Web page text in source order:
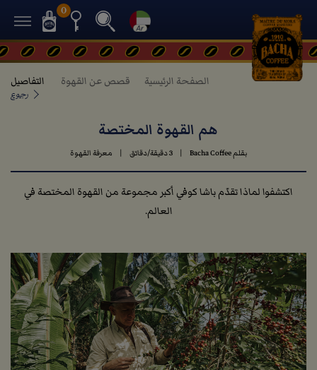
0
الصفحة الرئيسية قصص عن القهوة التفاصيل
رجوع
هم القهوة المختصة
بقلم Bacha Coffee | 3 دقيقة/دقائق | معرفة القهوة
اكتشفوا لماذا تقدّم باشا كوفي أكبر مجموعة من القهوة المختصة في
العالم.